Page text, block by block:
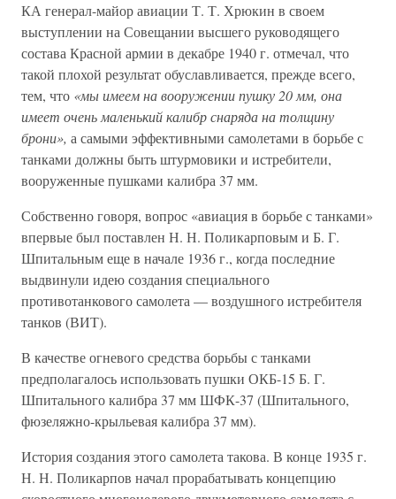
КА генерал-майор авиации Т. Т. Хрюкин в своем
выступлении на Совещании высшего руководящего
состава Красной армии в декабре 1940 г. отмечал, что
такой плохой результат обуславливается, прежде всего,
тем, что «мы имеем на вооружении пушку 20 мм, она
имеет очень маленький калибр снаряда на толщину
брони», а самыми эффективными самолетами в борьбе с
танками должны быть штурмовики и истребители,
вооруженные пушками калибра 37 мм.
Собственно говоря, вопрос «авиация в борьбе с танками»
впервые был поставлен Н. Н. Поликарповым и Б. Г.
Шпитальным еще в начале 1936 г., когда последние
выдвинули идею создания специального
противотанкового самолета — воздушного истребителя
танков (ВИТ).
В качестве огневого средства борьбы с танками
предполагалось использовать пушки ОКБ-15 Б. Г.
Шпитального калибра 37 мм ШФК-37 (Шпитального,
фюзеляжно-крыльевая калибра 37 мм).
История создания этого самолета такова. В конце 1935 г.
Н. Н. Поликарпов начал прорабатывать концепцию